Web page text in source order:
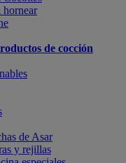
hornear
de cocción
de Asar
y rejillas